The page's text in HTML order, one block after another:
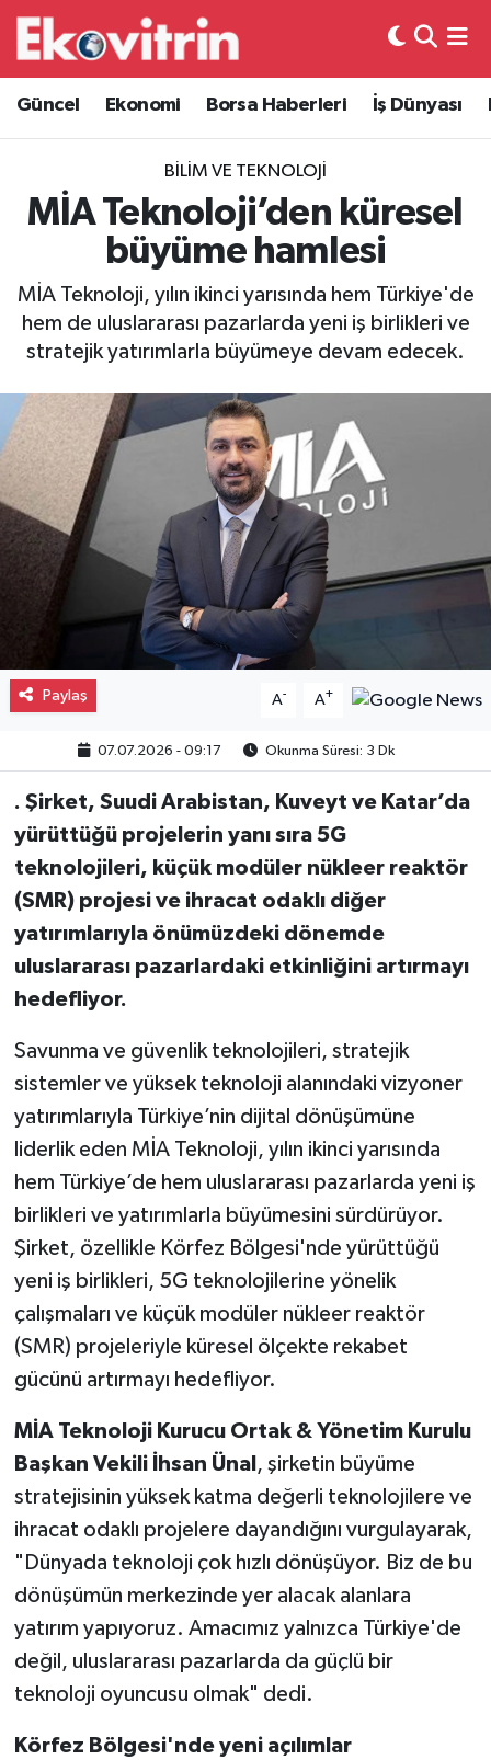
Güncel Ekonomi Borsa Haberleri İş Dünyası
BILIM VE TEKNOLOJI
MİA Teknoloji’den küresel
büyüme hamlesi
MİA Teknoloji, yılın ikinci yarısında hem Türkiye'de
hem de uluslararası pazarlarda yeni iş birlikleri ve
stratejik yatırımlarla büyümeye devam edecek.
Paylaş A- A+
07.07.2026 - 09:17 Okunma Süresi: 3 Dk
. Şirket, Suudi Arabistan, Kuveyt ve Katar’da
yürüttüğü projelerin yanı sıra 5G
teknolojileri, küçük modüler nükleer reaktör
(SMR) projesi ve ihracat odaklı diğer
yatırımlarıyla önümüzdeki dönemde
uluslararası pazarlardaki etkinliğini artırmayı
hedefliyor.
Savunma ve güvenlik teknolojileri, stratejik
sistemler ve yüksek teknoloji alanındaki vizyoner
yatırımlarıyla Türkiye’nin dijital dönüşümüne
liderlik eden MİA Teknoloji, yılın ikinci yarısında
hem Türkiye’de hem uluslararası pazarlarda yeni iş
birlikleri ve yatırımlarla büyümesini sürdürüyor.
Şirket, özellikle Körfez Bölgesi'nde yürüttüğü
yeni iş birlikleri, 5G teknolojilerine yönelik
çalışmaları ve küçük modüler nükleer reaktör
(SMR) projeleriyle küresel ölçekte rekabet
gücünü artırmayı hedefliyor.
MİA Teknoloji Kurucu Ortak & Yönetim Kurulu
Başkan Vekili İhsan Ünal , şirketin büyüme
stratejisinin yüksek katma değerli teknolojilere ve
ihracat odaklı projelere dayandığını vurgulayarak,
"Dünyada teknoloji çok hızlı dönüşüyor. Biz de bu
dönüşümün merkezinde yer alacak alanlara
yatırım yapıyoruz. Amacımız yalnızca Türkiye'de
değil, uluslararası pazarlarda da güçlü bir
teknoloji oyuncusu olmak" dedi.
Körfez Bölgesi'nde yeni açılımlar
Güncel
Ekonomi
Borsa Haberleri
İş Dünyası
Lojistik
Otovitrin
Asayiş
Magazin
Gayrimenkul
Hava Durumu
Trafik Durumu
Süper Lig Puan Durumu ve Fikstür
Tüm Manşetler
Son Dakika Haberleri
Haber Arşivi